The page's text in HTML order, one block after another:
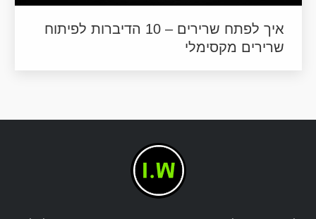
איך לפתח שרירים – 10 הדיברות לפיתוח
שרירים מקסימלי